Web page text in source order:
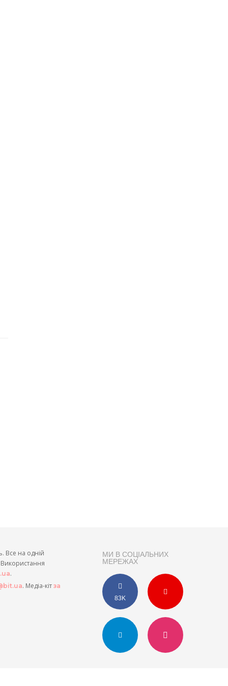
МИ В СОЦІАЛЬНИХ
МЕРЕЖАХ
83K
Все на одній
Використання
.
. Медіа-кіт за